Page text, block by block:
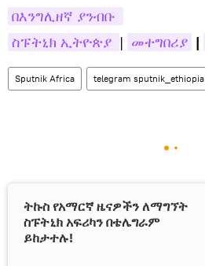
በእንግሊዘኛ ያንብቡ
ስፑትኒክ ኢትዮጵያ | መተግበሪያ |
Sputnik Africa telegram sputnik_ethiopia
ትኩስ የአማርኛ ዜናዎችን ለማግኘት
ስፑትኒክ አፍሪካን በቴሌግራም
ይከታተሉ!